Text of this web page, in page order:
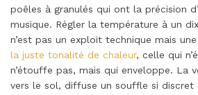
poêles à granulés qui ont la précision
musique. Régler la température à un
n’est pas un exploit technique mais
la juste tonalité de chaleur, celle qui
n’étouffe pas, mais qui enveloppe. La
vers le sol, diffuse un souffle si discret